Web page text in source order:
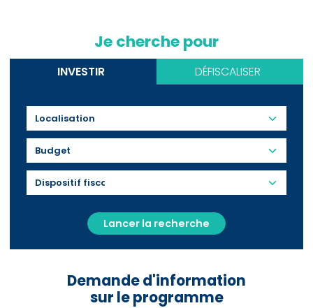
Je cherche pour
INVESTIR DÉFISCALISER
Budget
Lancer la recherche
Demande d'information
sur le programme